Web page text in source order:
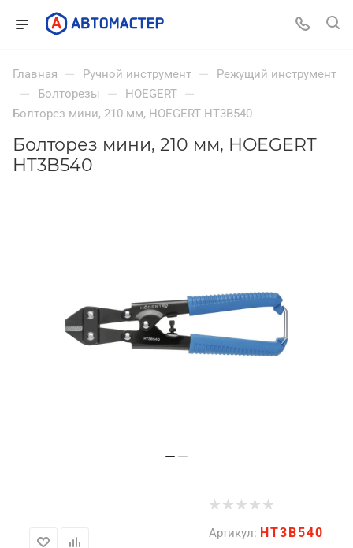
Главная — Ручной инструмент — Режущий инструмент
— Болторезы — HOEGERT —
Болторез мини, 210 мм, HOEGERT HT3B540
Болторез мини, 210 мм, HOEGERT
HT3B540
Артикул: HT3B540